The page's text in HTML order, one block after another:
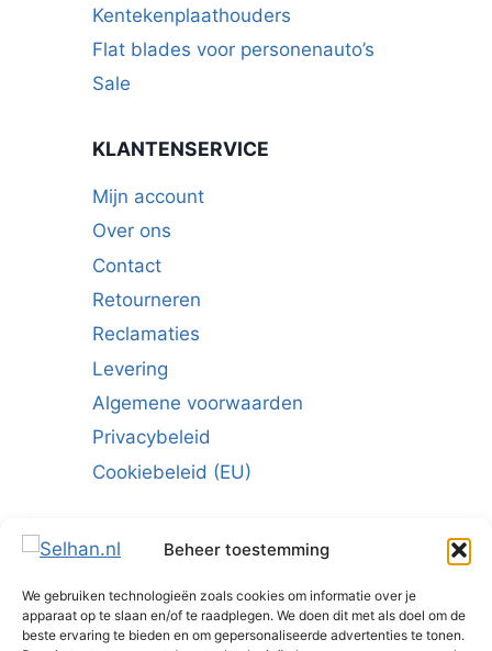
Beheer toestemming
We gebruiken technologieën zoals cookies om informatie over je
apparaat op te slaan en/of te raadplegen. We doen dit met als doel om de
beste ervaring te bieden en om gepersonaliseerde advertenties te tonen.
Kentekenplaathouders
Flat blades voor personenauto’s
Sale
KLANTENSERVICE
Mijn account
Over ons
Contact
Retourneren
Reclamaties
Levering
Algemene voorwaarden
Privacybeleid
Cookiebeleid (EU)
Schrijf u in voor de nieuwsbrief:
E-mailadres*